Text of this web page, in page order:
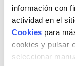
información con
actividad en el
Cookies para
cookies y pulsar
seleccionar
segona part.
Dates.Dimarts 2